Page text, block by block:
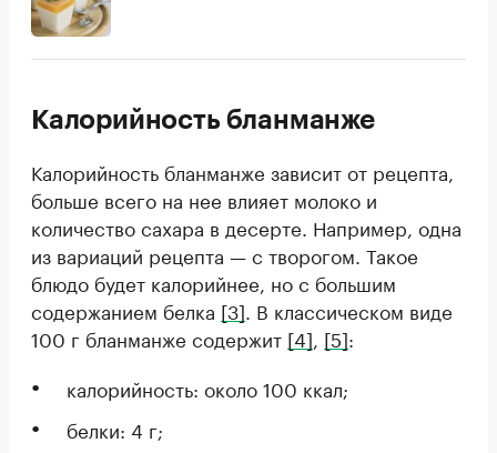
Калорийность бланманже
Калорийность бланманже зависит от рецепта,
больше всего на нее влияет молоко и
количество сахара в десерте. Например, одна
из вариаций рецепта — с творогом. Такое
блюдо будет калорийнее, но с большим
содержанием белка [3] . В классическом виде
100 г бланманже содержит [4] [5]:
калорийность: около 100 ккал;
белки: 4 г;